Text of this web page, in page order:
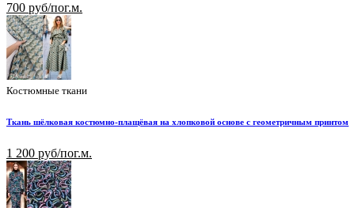
700 руб/пог.м.
Костюмные ткани
Ткань шёлковая костюмно-плащёвая на хлопковой основе с геометричным принтом
1 200 руб/пог.м.